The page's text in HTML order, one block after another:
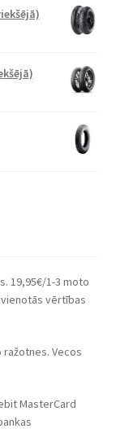
19,95€/1-3 moto
vērtības
ražotnes. Vecos
MasterCard